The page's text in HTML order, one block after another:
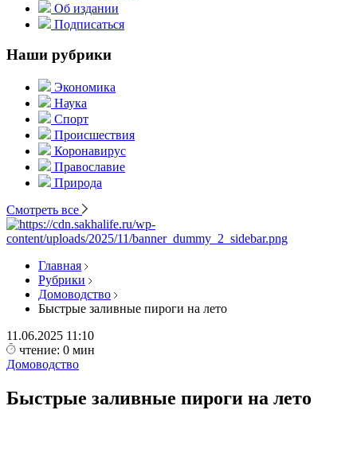
Об издании
Подписаться
Наши рубрики
Экономика
Наука
Спорт
Происшествия
Коронавирус
Православие
Природа
Смотреть все
Главная
Рубрики
Домоводство
Быстрые заливные пироги на лето
11.06.2025 11:10
чтение: 0 мин
Домоводство
Быстрые заливные пироги на лето